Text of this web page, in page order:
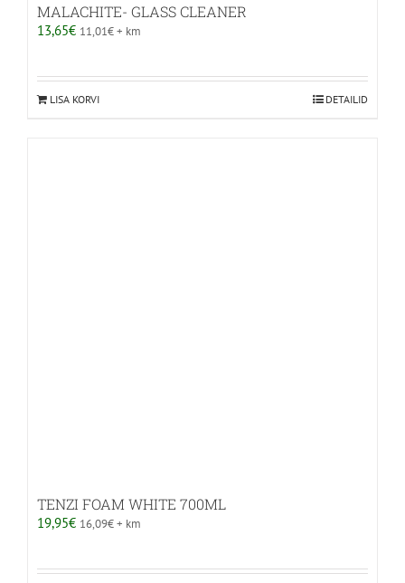
MALACHITE- GLASS CLEANER
13,65€ 11,01€+ km
LISA KORVI DETAILID
TENZI FOAM WHITE 700ML
19,95€ 16,09€+ km